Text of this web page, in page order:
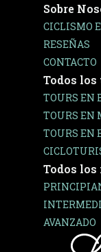
Sobre
CICLISMO
RESEÑAS
CONTACTO
Todos
TOURS EN
TOURS EN
TOURS EN
Todos
AVANZADO